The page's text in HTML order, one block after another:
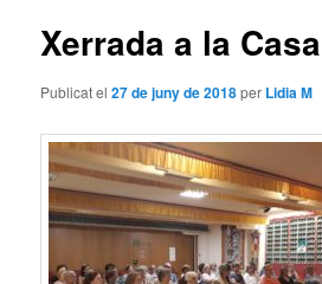
Xerrada a la
Publicat el27 de juny de 2018per Lidia M